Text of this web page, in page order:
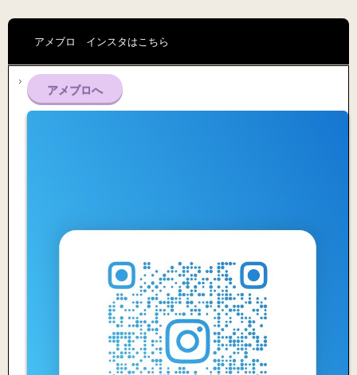
アメブロ インスタはこちら
アメブロへ